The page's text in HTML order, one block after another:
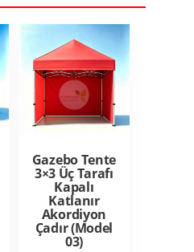
Gazebo Tente
3×3 Üç Tarafı
Kapalı
Katlanır
Akordiyon
Çadır (Model
03)